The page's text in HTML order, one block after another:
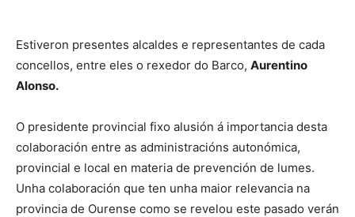
Estiveron presentes alcaldes e representantes de cada
concellos, entre eles o rexedor do Barco, Aurentino
Alonso.
O presidente provincial fixo alusión á importancia desta
colaboración entre as administracións autonómica,
provincial e local en materia de prevención de lumes.
Unha colaboración que ten unha maior relevancia na
provincia de Ourense como se revelou este pasado verán